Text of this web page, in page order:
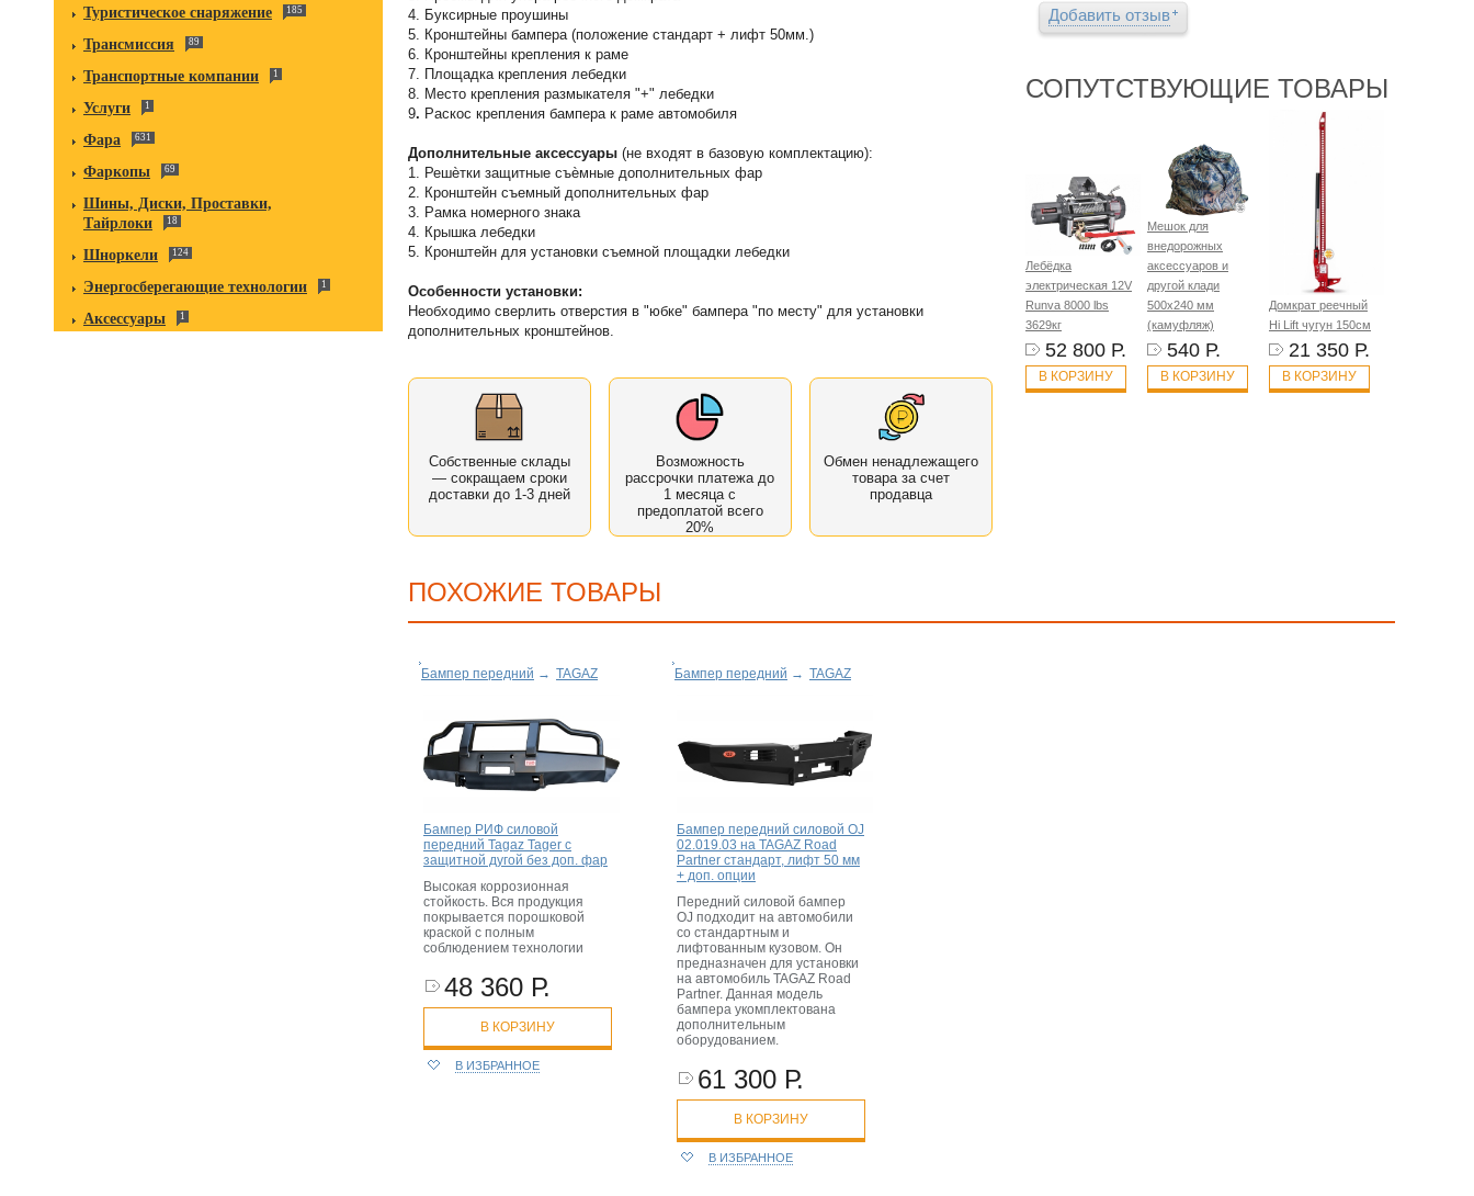
Туристическое снаряжение 185
Трансмиссия 89
Транспортные компании 1
Услуги 1
Фара 631
Фаркопы 69
Шины, Диски, Проставки,
Тайрлоки
18
Шноркели 124
Энергосберегающие технологии 1
Аксессуары 1
4. Буксирные проушины
5. Кронштейны бампера (положение стандарт + лифт 50мм.)
6. Кронштейны крепления к раме
7. Площадка крепления лебедки
8. Место крепления размыкателя "+" лебедки
9. Раскос крепления бампера к раме автомобиля
Дополнительные аксессуары (не входят в базовую комплектацию):
1. Решѐтки защитные съѐмные дополнительных фар
2. Кронштейн съемный дополнительных фар
3. Рамка номерного знака
4. Крышка лебедки
5. Кронштейн для установки съемной площадки лебедки
Особенности установки:
Необходимо сверлить отверстия в "юбке" бампера "по месту" для установки
дополнительных кронштейнов.
Собственные склады
— сокращаем сроки
доставки до 1-3 дней
Возможность
рассрочки платежа до
1 месяца с
предоплатой всего
20%
Обмен ненадлежащего
товара за счет
продавца
Добавить отзыв
СОПУТСТВУЮЩИЕ ТОВАРЫ
Лебёдка
электрическая 12V
Runva 8000 lbs
3629кг
52 800 Р.
В КОРЗИНУ
Мешок для
внедорожных
аксессуаров и
другой клади
500х240 мм
(камуфляж)
540 Р.
В КОРЗИНУ
Домкрат реечный
Hi Lift чугун 150см
21 350 Р.
В КОРЗИНУ
ПОХОЖИЕ ТОВАРЫ
Бампер передний → TAGAZ
Бампер РИФ силовой
передний Tagaz Tager с
защитной дугой без доп. фар
Высокая коррозионная
стойкость. Вся продукция
покрывается порошковой
краской с полным
соблюдением технологии
48 360 Р.
В КОРЗИНУ
В ИЗБРАННОЕ
Бампер передний → TAGAZ
Бампер передний силовой OJ
02.019.03 на TAGAZ Road
Partner стандарт, лифт 50 мм
+ доп. опции
Передний силовой бампер
OJ подходит на автомобили
со стандартным и
лифтованным кузовом. Он
предназначен для установки
на автомобиль TAGAZ Road
Partner. Данная модель
бампера укомплектована
дополнительным
оборудованием.
61 300 Р.
В КОРЗИНУ
В ИЗБРАННОЕ